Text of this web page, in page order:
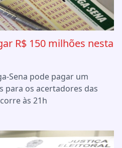
R$ 150 milhões nesta
Sena pode pagar um
para os acertadores das
às 21h